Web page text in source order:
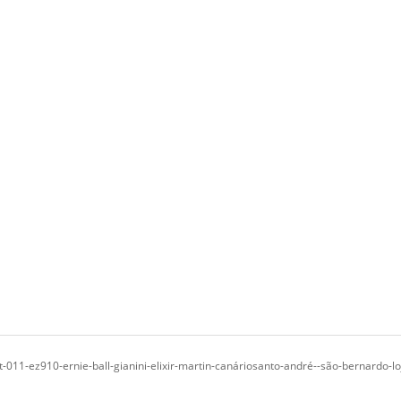
ez910-ernie-ball-gianini-elixir-martin-canáriosanto-andré--são-bernardo-